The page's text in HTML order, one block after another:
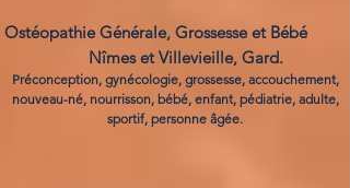
Ostéopathie Générale, Grossesse et Bébé
Nîmes et Villevieille, Gard.
Préconception, gynécologie, grossesse, accouchement,
nouveau-né, nourrisson, bébé, enfant, pédiatrie, adulte,
sportif, personne âgée.